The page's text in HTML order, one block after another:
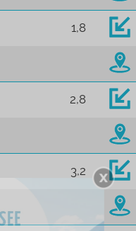
1,8
2,8
3,2